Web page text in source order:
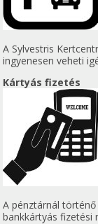
A Sylvestris
ingyenesen veheti
Kártyás fizetés
A pénztárnál
bankkártyás fizetési